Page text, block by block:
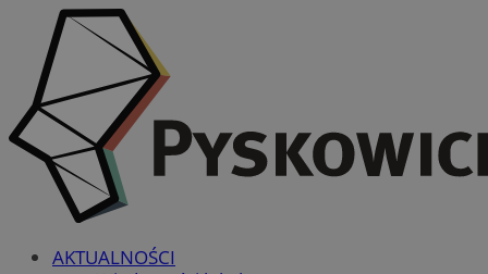
AKTUALNOŚCI